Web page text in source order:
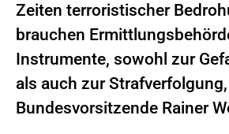
Zeiten terroristischer
brauchen
Instrumente, sowohl zur
als auch zur
Bundesvorsitzende Rainer